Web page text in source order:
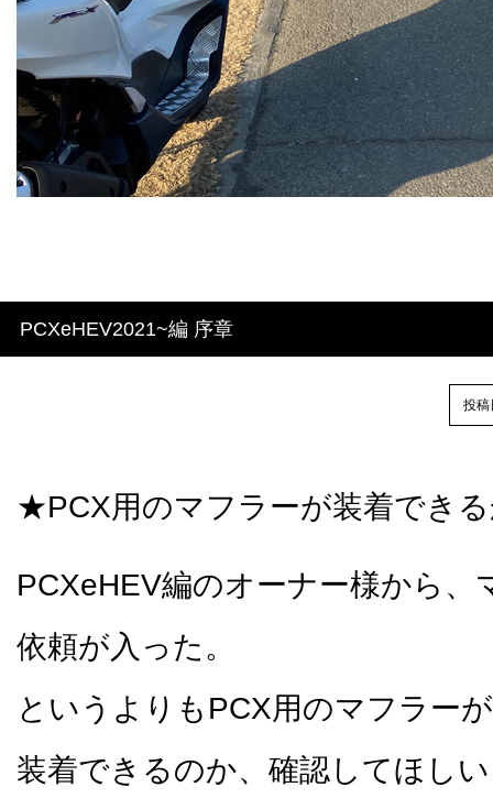
PCXeHEV2021~編 序章
投稿
★PCX用のマフラーが装着でき
PCXeHEV編のオーナー様から、
依頼が入った。
というよりもPCX用のマフラーが
装着できるのか、確認してほし